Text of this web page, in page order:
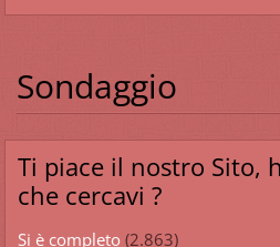
Sondaggio
Ti piace il nostro Sito,
che cercavi ?
Si è completo (2.863)